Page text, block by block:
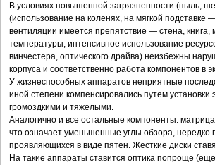
В условиях повышенной загрязненности (пыль,
(использование на коленях, на мягкой подставке
вентиляции имеется препятствие — стена,
температуры, интенсивное использование
винчестера, оптического драйва) неизбежны
корпуса и соответственно работа компонентов в
У жизнеспособных аппаратов неприятные
иной степени компенсировались путем
громоздкими и тяжелыми.
Аналогично и все остальные компоненты:
что означает уменьшенные углы обзора,
проявляющихся в виде пятен. Жесткие диски
На такие аппараты ставится оптика попроще